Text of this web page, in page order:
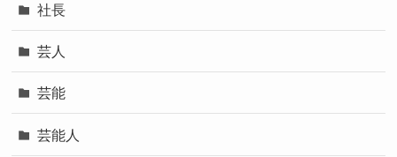
社長
芸人
芸能
芸能人